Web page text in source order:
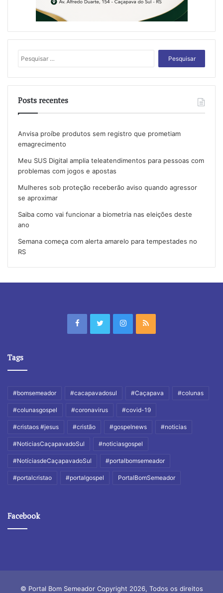
por:
Posts recentes
Anvisa proíbe produtos sem registro que prometiam
emagrecimento
Meu SUS Digital amplia teleatendimentos para pessoas com
problemas com jogos e apostas
Mulheres sob proteção receberão aviso quando agressor
se aproximar
Saiba como vai funcionar a biometria nas eleições deste
ano
Semana começa com alerta amarelo para tempestades no
RS
Tags
#bomsemeador #cacapavadosul #Caçapava #colunas
#colunasgospel #coronavirus #covid-19
#cristaos #jesus #cristão #gospelnews #noticias
#NoticiasCaçapavadoSul #noticiasgospel
#NotíciasdeCaçapavadoSul #portalbomsemeador
#portalcristao #portalgospel PortalBomSemeador
Facebook
© Portal Bom Semeador Copyright 2026, Todos os direitos